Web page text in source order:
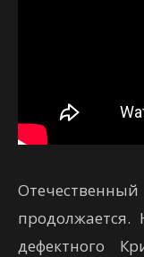
продолжается.
дефектного